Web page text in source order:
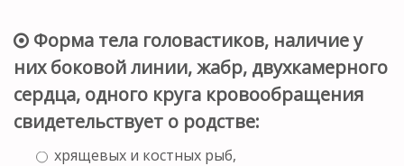
Форма тела головастиков, наличие у
них боковой линии, жабр, двухкамерного
сердца, одного круга кровообращения
свидетельствует о родстве:
хрящевых и костных рыб,